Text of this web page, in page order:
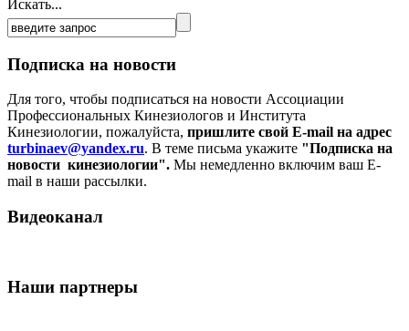
Искать...
Подписка на новости
Для того, чтобы подписаться на новости Ассоциации
Профессиональных Кинезиологов и Института
Кинезиологии, пожалуйста, пришлите свой E-mail на адрес
turbinaev@yandex.ru. В теме письма укажите "Подписка на
новости кинезиологии". Мы немедленно включим ваш E-
mail в наши рассылки.
Видеоканал
Наши партнеры